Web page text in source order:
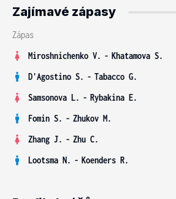
Zajímavé zápasy
Zápas
Miroshnichenko V. - Khatamova S.
D'Agostino S. - Tabacco G.
Samsonova L. - Rybakina E.
Fomin S. - Zhukov M.
Zhang J. - Zhu C.
Lootsma N. - Koenders R.